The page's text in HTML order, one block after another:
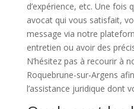
d’expérience, etc. Une fois
avocat qui vous satisfait,
message via notre
entretien ou avoir des
N’hésitez pas à recourir à
Roquebrune-sur-Argens
l’assistance juridique dont